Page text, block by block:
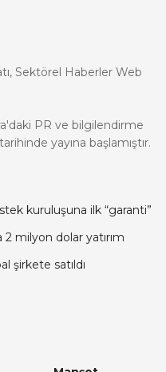
Sektörel Haberler Web
PR ve bilgilendirme
yayına başlamıştır.
kuruluşuna ilk “garanti”
milyon dolar yatırım
şirkete satıldı